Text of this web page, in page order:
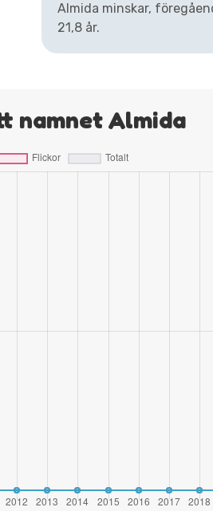
Almida minskar,
21,8 år.
namnet Almida